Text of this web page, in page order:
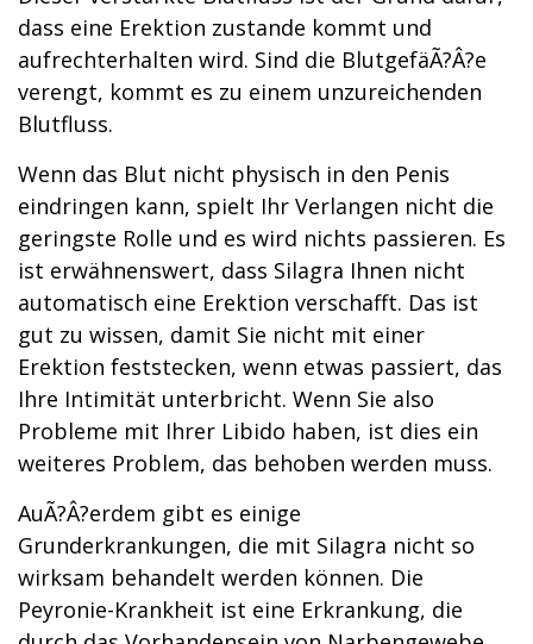
dass eine Erektion zustande kommt und
aufrechterhalten wird. Sind die BlutgefäÃ?Â?e
verengt, kommt es zu einem unzureichenden
Blutfluss.
Wenn das Blut nicht physisch in den Penis
eindringen kann, spielt Ihr Verlangen nicht die
geringste Rolle und es wird nichts passieren. Es
ist erwähnenswert, dass Silagra Ihnen nicht
automatisch eine Erektion verschafft. Das ist
gut zu wissen, damit Sie nicht mit einer
Erektion feststecken, wenn etwas passiert, das
Ihre Intimität unterbricht. Wenn Sie also
Probleme mit Ihrer Libido haben, ist dies ein
weiteres Problem, das behoben werden muss.
AuÃ?Â?erdem gibt es einige
Grunderkrankungen, die mit Silagra nicht so
wirksam behandelt werden können. Die
Peyronie-Krankheit ist eine Erkrankung, die